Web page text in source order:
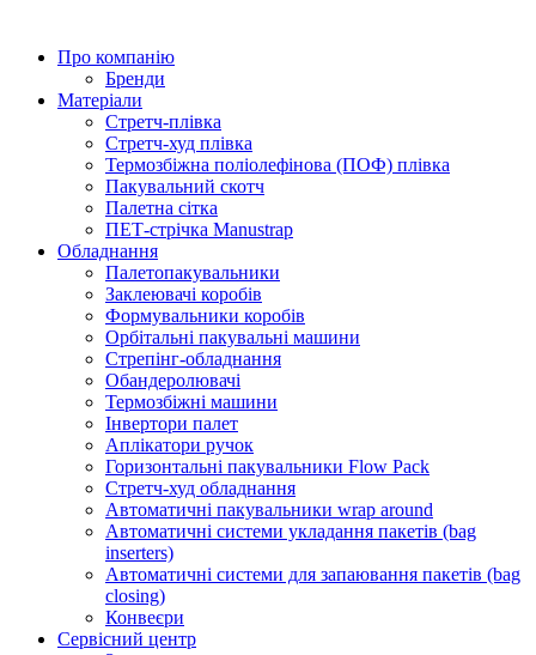
Про компанію
Бренди
Матеріали
Стретч-плівка
Стретч-худ плівка
Термозбіжна поліолефінова (ПОФ) плівка
Пакувальний скотч
Палетна сітка
ПЕТ-стрічка Manustrap
Обладнання
Палетопакувальники
Заклеювачі коробів
Формувальники коробів
Орбітальні пакувальні машини
Стрепінг-обладнання
Обандеролювачі
Термозбіжні машини
Інвертори палет
Аплікатори ручок
Горизонтальні пакувальники Flow Pack
Стретч-худ обладнання
Автоматичні пакувальники wrap around
Автоматичні системи укладання пакетів (bag
inserters)
Автоматичні системи для запаювання пакетів (bag
closing)
Конвеєри
Сервісний центр